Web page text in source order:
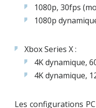
1080p, 30fps
1080p
Xbox Series X :
4K dynamique,
4K dynamique,
Les configurations